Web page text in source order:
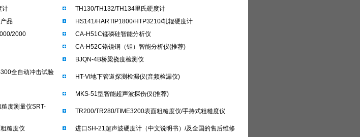
计
TH130/TH132/TH134里氏硬度计
品
HS141/HARTIP1800/HTP3210/轧辊硬度计
2000
CA-H51C锰磷硅智能分析仪
CA-H52C铬镍铜（钼）智能分析仪(推荐)
BJQN-4B桥梁挠度检测仪
全自动冲击试验
HT-VI地下管道探测检漏仪(音频检漏仪)
MKS-51型智能超声波探伤仪(推荐)
度测量仪SRT-
TR200/TR280/TIME3200表面粗糙度仪/手持式粗糙度仪
糙度仪
进口SH-21超声波硬度计（中文说明书）/及全国的售后维修